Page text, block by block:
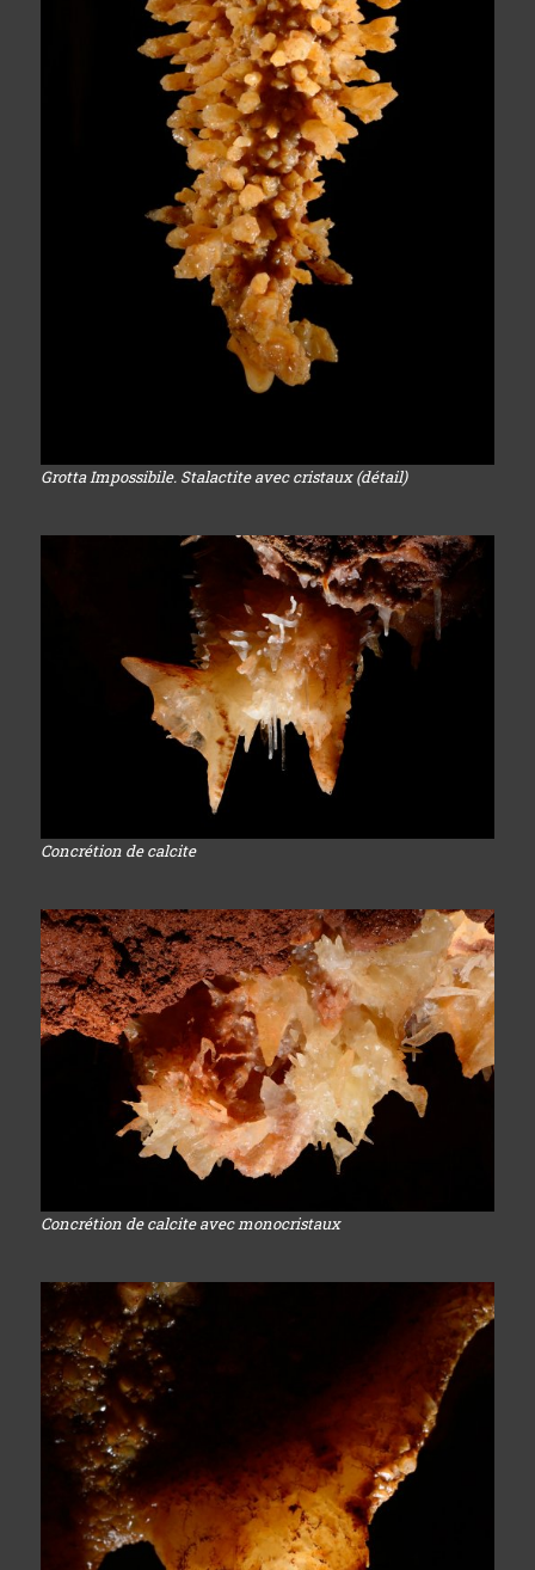
Grotta Impossibile. Stalactite avec cristaux (détail)
Concrétion de calcite
Concrétion de calcite avec monocristaux